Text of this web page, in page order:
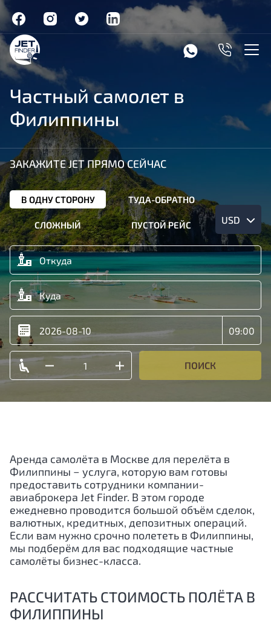
Частный самолет в
Филиппины
ЗАКАЖИТЕ JET ПРЯМО СЕЙЧАС
В ОДНУ СТОРОНУ ТУДА-ОБРАТНО
СЛОЖНЫЙ ПУСТОЙ РЕЙС USD
ПОИСК
Аренда самолёта в Москве для перелёта в
Филиппины − услуга, которую вам готовы
предоставить сотрудники компании-
авиаброкера Jet Finder. В этом городе
ежедневно проводится большой объём сделок,
валютных, кредитных, депозитных операций.
Если вам нужно срочно полететь в Филиппины,
мы подберём для вас подходящие частные
самолёты бизнес-класса.
РАССЧИТАТЬ СТОИМОСТЬ ПОЛЁТА В
ФИЛИППИНЫ